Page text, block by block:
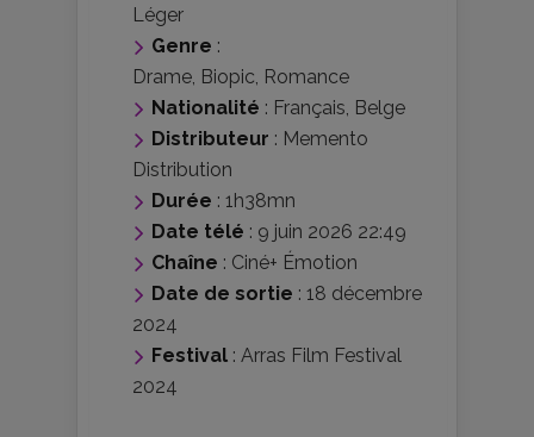
Léger
Genre :
Drame, Biopic, Romance
Nationalité : Français, Belge
Distributeur : Memento
Distribution
Durée : 1h38mn
Date télé : 9 juin 2026 22:49
Chaîne : Ciné+ Émotion
Date de sortie : 18 décembre
2024
Festival : Arras Film Festival
2024